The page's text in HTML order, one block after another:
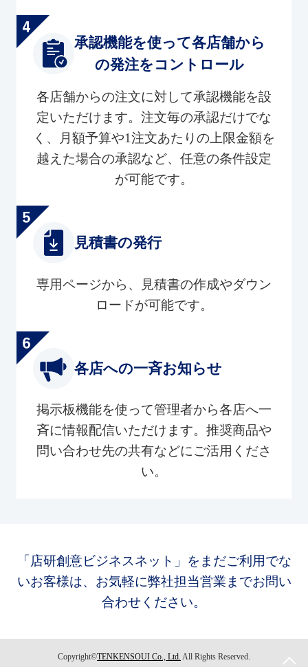
承認機能を使って各店舗から
の発注をコントロール
各店舗からの注文に対して承認機能を設
定いただけます。注文毎の承認だけでな
く、月額予算や1注文あたりの上限金額を
越えた場合の承認など、任意の条件設定
が可能です。
見積書の発行
専用ページから、見積書の作成やダウン
ロードが可能です。
各店への一斉お知らせ
掲示板機能を使って管理者から各店へ一
斉に情報配信いただけます。推奨商品や
問い合わせ先の共有などにご活用くださ
い。
「店研創意ビジネスネット」をまだご利用でな
いお客様は、お気軽に弊社担当営業までお問い
合わせください。
Copyright©TENKENSOUI Co., Ltd. All Rights Reserved.